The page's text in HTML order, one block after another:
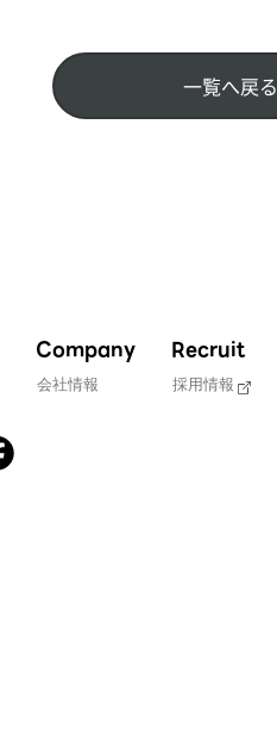
一覧へ戻る
Company
会社情報
Recruit
採用情報